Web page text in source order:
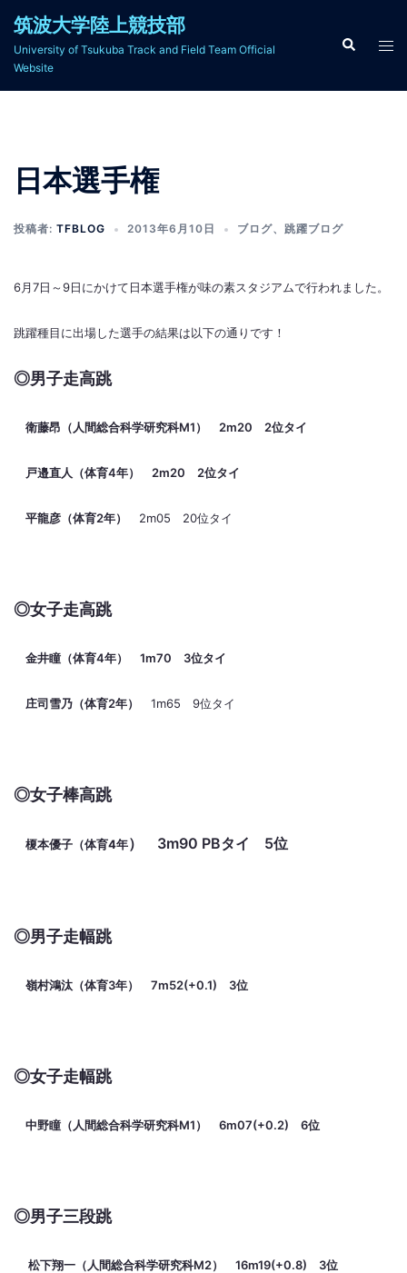
筑波大学陸上競技部
University of Tsukuba Track and Field Team Official
Website
検
索
ト
ル
日本選手権
投稿者: TFBLOG 2013年6月10日 ブログ、 跳躍ブログ
6月7日～9日にかけて日本選手権が味の素スタジアムで行われました。
跳躍種目に出場した選手の結果は以下の通りです！
◎男子走高跳
衛藤昂（人間総合科学研究科M1） 2m20 2位タイ
戸邉直人（体育4年） 2m20 2位タイ
平龍彦（体育2年） 2m05 20位タイ
◎女子走高跳
金井瞳（体育4年） 1m70 3位タイ
庄司雪乃（体育2年） 1m65 9位タイ
◎女子棒高跳
榎本優子（体育4年） 3m90 PBタイ 5位
◎男子走幅跳
嶺村鴻汰（体育3年） 7m52(+0.1) 3位
◎女子走幅跳
中野瞳（人間総合科学研究科M1） 6m07(+0.2) 6位
◎男子三段跳
松下翔一（人間総合科学研究科M2） 16m19(+0.8) 3位